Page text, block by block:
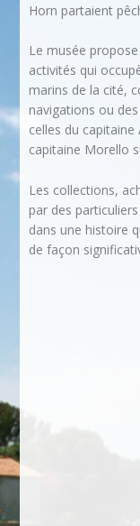
Horn partaient
Le musée
activités qui
marins de la cité,
navigations ou
celles du
capitaine Morello
Les collections,
par des
dans une histoire
de façon